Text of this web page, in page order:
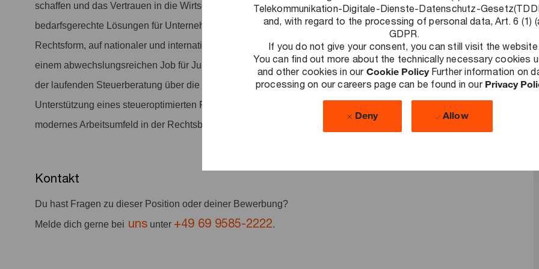
Telekommunikation-Digitale-Dienste-Datenschutz-
and, with regard to the processing of personal data, Art. 6 (1)
GDPR.
If you do not give your consent, you can still visit the
You can find out more about the technically necessary cookies
and other cookies in our Cookie Policy Further information on
processing on our careers page can be found in our Privacy
Deny Allow
schaffen und das Vertrauen in die Wirtschaft und Gesellschaft auszubauen. Wir entwickeln individuelle und
bedarfsgerechte Lösungen für Unternehmen. Zu unseren Kunden zählen Unternehmen jeder Größe, Branche und
Rechtsform, auf nationaler und internationaler Ebene. Wir sind dort, wo sie uns brauchen. Starte bei PwC mit
einem abwechslungsreichen Job für Jurist:innen mit Steuerberatungs-Expertise. Das Aufgabenspektrum reicht von
der laufenden Steuerberatung über die Entwicklung nachhaltiger Steuer-, Finanz- und Anlagestrategien bis hin zur
Unterstützung eines steueroptimierten Personalmanagements. Freue dich auf vielfältige Aufgaben und ein
modernes Arbeitsumfeld in der Rechtsberatung bei PwC.
Kontakt
Du hast Fragen zu dieser Position oder deiner Bewerbung?
Melde dich gerne bei uns unter +49 69 9585-2222.